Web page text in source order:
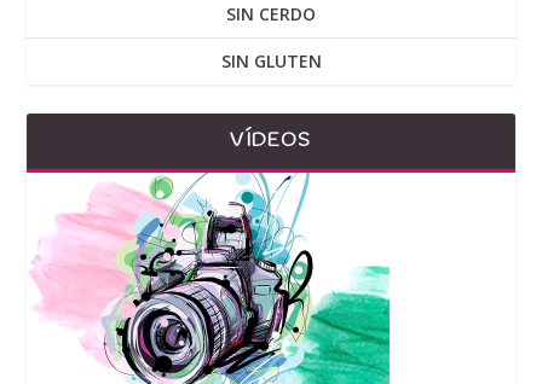
SIN CERDO
SIN GLUTEN
VÍDEOS